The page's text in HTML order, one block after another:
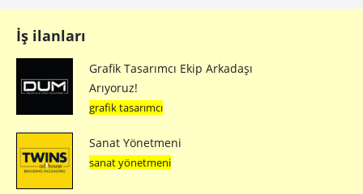
İş ilanları
Grafik Tasarımcı Ekip Arkadaşı
Arıyoruz!
grafik tasarımcı
Sanat Yönetmeni
sanat yönetmeni